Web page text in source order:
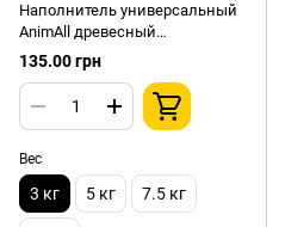
Наполнитель универсальный
AnimAll древесный
впитывающий,3 кг
135.00 грн
Вес
3 кг 5 кг 7.5 кг